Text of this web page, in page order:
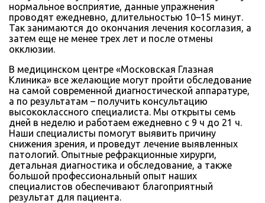
нормальное восприятие, данные упражнения
проводят ежедневно, длительностью 10–15 минут.
Так занимаются до окончания лечения косоглазия, а
затем еще не менее трех лет и после отмены
окклюзии.
В медицинском центре «Московская Глазная
Клиника» все желающие могут пройти обследование
на самой современной диагностической аппаратуре,
а по результатам – получить консультацию
высококлассного специалиста. Мы открыты семь
дней в неделю и работаем ежедневно с 9 ч до 21 ч.
Наши специалисты помогут выявить причину
снижения зрения, и проведут лечение выявленных
патологий. Опытные рефракционные хирурги,
детальная диагностика и обследование, а также
большой профессиональный опыт наших
специалистов обеспечивают благоприятный
результат для пациента.